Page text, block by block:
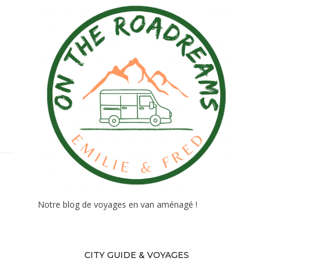
Notre blog de voyages en van aménagé !
CITY GUIDE & VOYAGES